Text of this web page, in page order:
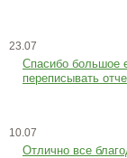
23.07
Cпасибо большое
переписывать
10.07
Отлично все